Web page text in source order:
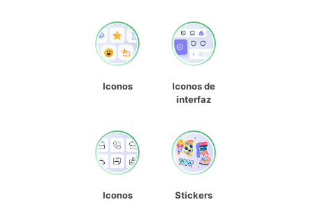
Iconos
Iconos de
interfaz
Iconos
Stickers